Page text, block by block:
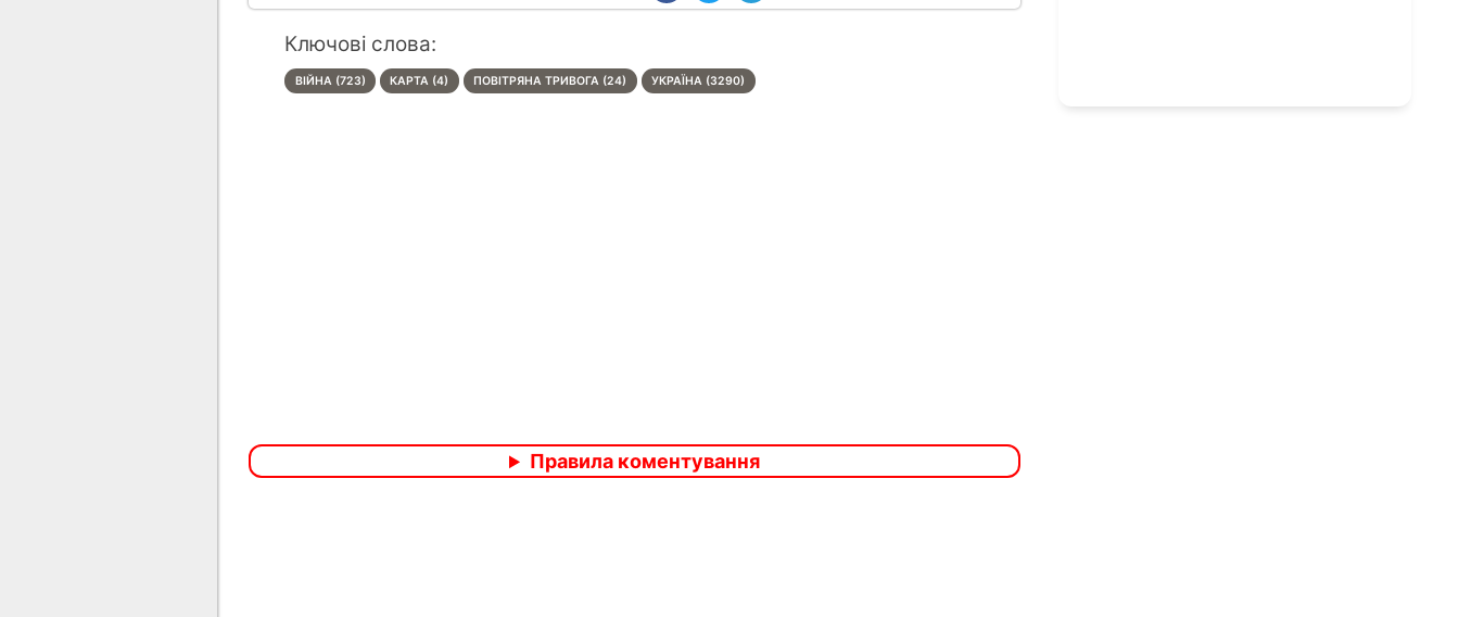
Ключові слова:
ВІЙНА (723) КАРТА (4) ПОВІТРЯНА ТРИВОГА (24) УКРАЇНА (3290)
Правила коментування